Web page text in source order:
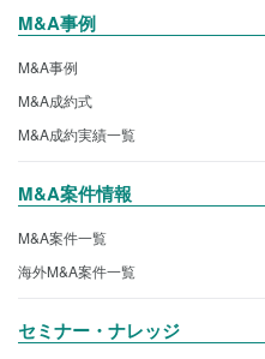
M&A事例
M&A事例
M&A成約式
M&A成約実績一覧
M&A案件情報
M&A案件一覧
海外M&A案件一覧
セミナー・ナレッジ